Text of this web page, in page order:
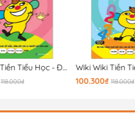
Wiki Wiki Tiền Tiểu Học - Đứa Trẻ Thiên Tài - Kết Bạn Thật Dễ
118.000₫
100.300₫ 118.000₫